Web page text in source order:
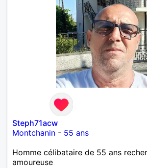
Steph71acw
Montchanin - 55 ans
Homme célibataire de 55 ans
amoureuse